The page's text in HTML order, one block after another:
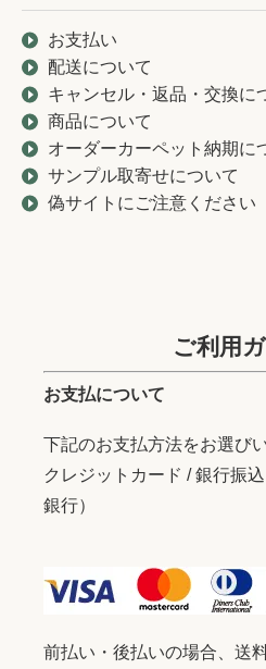
お支払い
配送について
キャンセル・返品・交換に
商品について
オーダーカーペット納期に
サンプル取寄せについて
偽サイトにご注意ください
ご利用
お支払について
下記のお支払方法をお選び
クレジットカード / 銀行振
銀行）
前払い・後払いの場合、送